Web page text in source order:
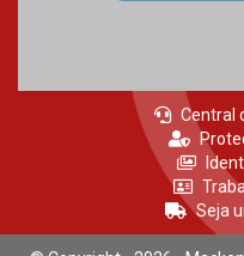
Central
Seja